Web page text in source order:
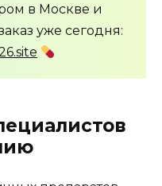
в Москве и
уже сегодня: